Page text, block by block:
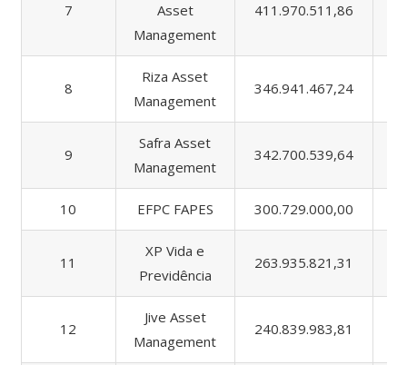
7
Asset
Management
411.970.511,86
8
Riza Asset
Management
346.941.467,24
9
Safra Asset
Management
342.700.539,64
10 EFPC FAPES 300.729.000,00
11
XP Vida e
Previdência
263.935.821,31
12
Jive Asset
Management
240.839.983,81